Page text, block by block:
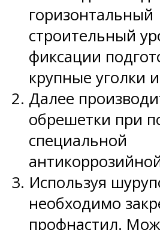
горизонтальный
строительный
фиксации
крупные уголки
Далее
обрешетки при
специальной
Используя
необходимо
профнастил.